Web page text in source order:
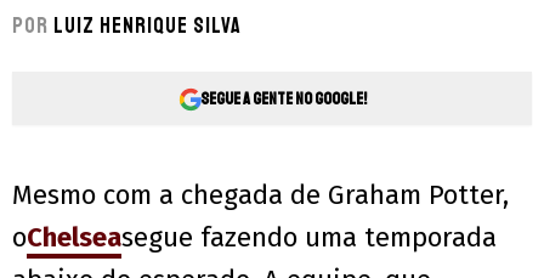
Por Luiz Henrique Silva
Segue a gente no Google!
Mesmo com a chegada de Graham Potter,
oChelseasegue fazendo uma temporada